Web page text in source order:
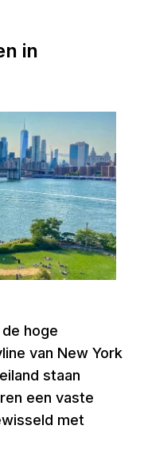
in
hoge
van New York
staan
een vaste
met